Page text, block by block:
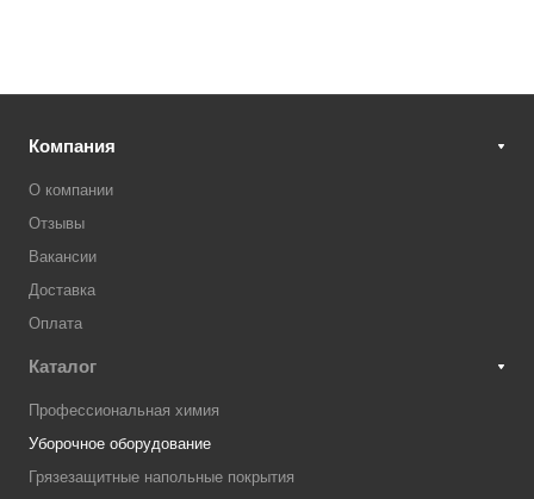
Компания
О компании
Отзывы
Вакансии
Доставка
Оплата
Каталог
Профессиональная химия
Уборочное оборудование
Грязезащитные напольные покрытия